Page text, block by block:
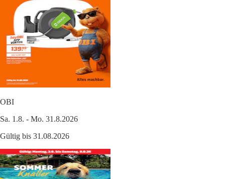
OBI
Sa. 1.8. - Mo. 31.8.2026
Gültig bis 31.08.2026